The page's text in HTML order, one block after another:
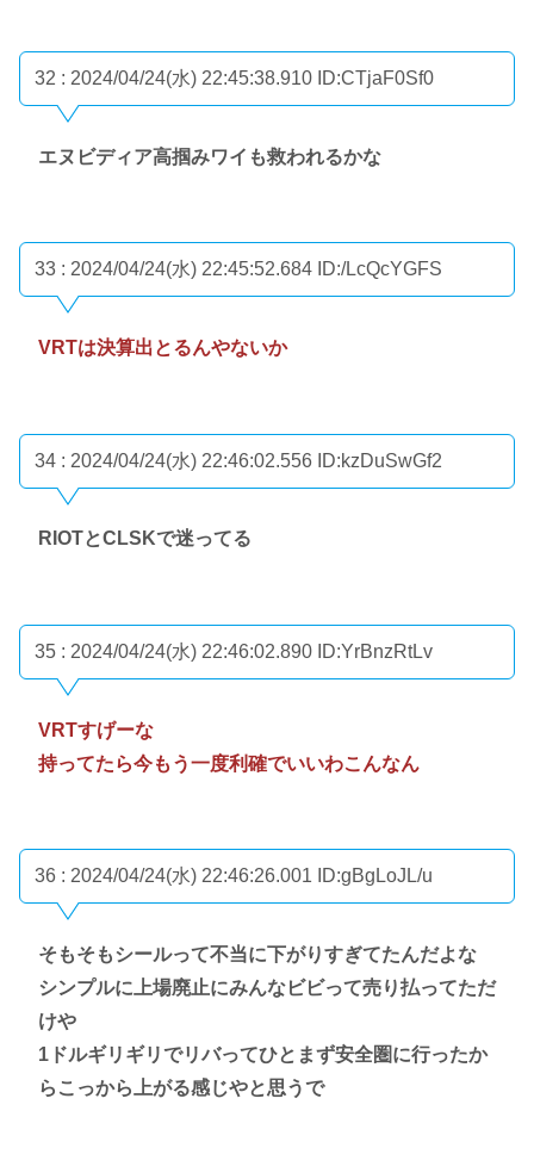
32 : 2024/04/24(水) 22:45:38.910 ID:CTjaF0Sf0
エヌビディア高掴みワイも救われるかな
33 : 2024/04/24(水) 22:45:52.684 ID:/LcQcYGFS
VRTは決算出とるんやないか
34 : 2024/04/24(水) 22:46:02.556 ID:kzDuSwGf2
RIOTとCLSKで迷ってる
35 : 2024/04/24(水) 22:46:02.890 ID:YrBnzRtLv
VRTすげーな
持ってたら今もう一度利確でいいわこんなん
36 : 2024/04/24(水) 22:46:26.001 ID:gBgLoJL/u
そもそもシールって不当に下がりすぎてたんだよな
シンプルに上場廃止にみんなビビって売り払ってただ
けや
1ドルギリギリでリバってひとまず安全圏に行ったか
らこっから上がる感じやと思うで